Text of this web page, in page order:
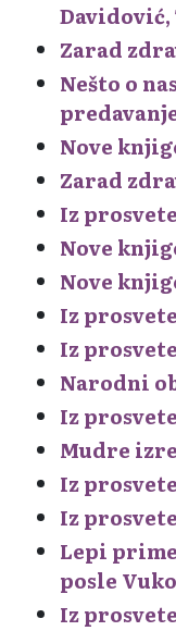
Zarad
Nešto o
Nove
Zarad
Iz prosvete
Nove
Nove
Iz prosvete
Iz prosvete
Narodni
Iz prosvete
Mudre
Iz prosvete
Iz prosvete
Lepi
posle
Iz prosvete